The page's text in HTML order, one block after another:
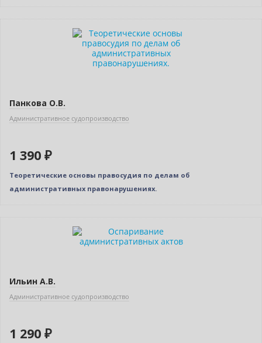
Панкова О.В.
Административное судопроизводство
1 390 ₽
Теоретические основы правосудия по делам об
административных правонарушениях.
Ильин А.В.
Административное судопроизводство
1 290 ₽